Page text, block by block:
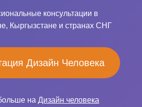
консультации в
Кыргызстане и странах СНГ
Дизайн Человека
на Дизайн человека